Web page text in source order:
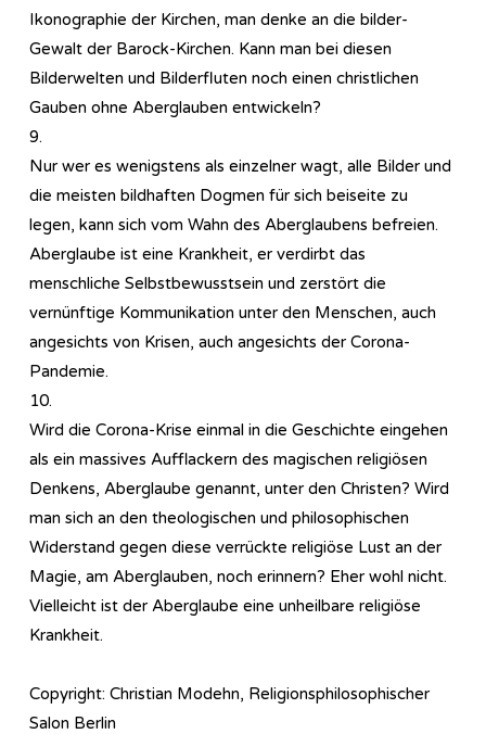
Ikonographie der Kirchen, man denke an die bilder-
Gewalt der Barock-Kirchen. Kann man bei diesen
Bilderwelten und Bilderfluten noch einen christlichen
Gauben ohne Aberglauben entwickeln?
9.
Nur wer es wenigstens als einzelner wagt, alle Bilder und
die meisten bildhaften Dogmen für sich beiseite zu
legen, kann sich vom Wahn des Aberglaubens befreien.
Aberglaube ist eine Krankheit, er verdirbt das
menschliche Selbstbewusstsein und zerstört die
vernünftige Kommunikation unter den Menschen, auch
angesichts von Krisen, auch angesichts der Corona-
Pandemie.
10.
Wird die Corona-Krise einmal in die Geschichte eingehen
als ein massives Aufflackern des magischen religiösen
Denkens, Aberglaube genannt, unter den Christen? Wird
man sich an den theologischen und philosophischen
Widerstand gegen diese verrückte religiöse Lust an der
Magie, am Aberglauben, noch erinnern? Eher wohl nicht.
Vielleicht ist der Aberglaube eine unheilbare religiöse
Krankheit.
Copyright: Christian Modehn, Religionsphilosophischer
Salon Berlin